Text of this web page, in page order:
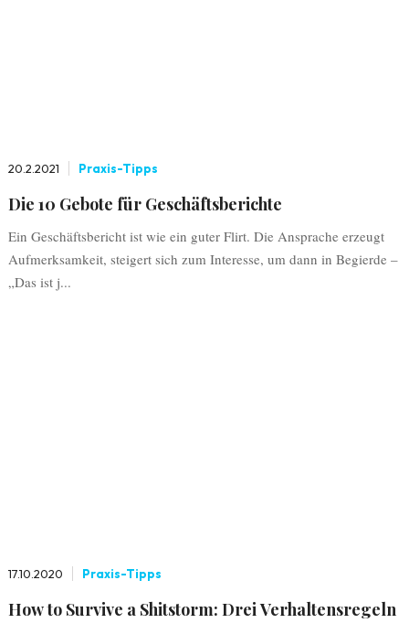
20.2.2021 Praxis-Tipps
Die 10 Gebote für Geschäftsberichte
Ein Geschäftsbericht ist wie ein guter Flirt. Die Ansprache erzeugt
Aufmerksamkeit, steigert sich zum Interesse, um dann in Begierde –
„Das ist j...
17.10.2020 Praxis-Tipps
How to Survive a Shitstorm: Drei Verhaltensregeln